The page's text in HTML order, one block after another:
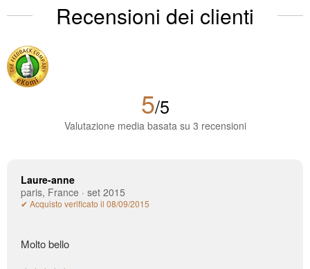
Recensioni dei clienti
5/5
Valutazione media basata su 3 recensioni
Laure-anne
paris, France · set 2015
✔ Acquisto verificato il 08/09/2015
Molto bello